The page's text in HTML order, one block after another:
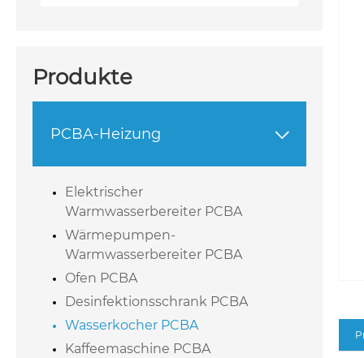
Produkte
PCBA-Heizung 
Elektrischer
Warmwasserbereiter PCBA
Wärmepumpen-
Warmwasserbereiter PCBA
Ofen PCBA
Desinfektionsschrank PCBA
Wasserkocher PCBA
Kaffeemaschine PCBA